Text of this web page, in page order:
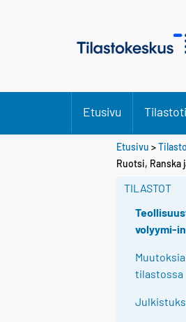
Etusivu
Etusivu >
Ruotsi, Ranska
TILASTOT
volyymi-
tilastossa